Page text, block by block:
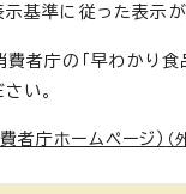
基準に従った表示が
者庁の「早わかり食
い。
者庁ホームページ） （